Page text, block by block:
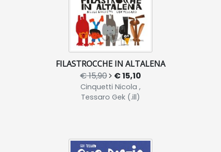
FILASTROCCHE IN ALTALENA
€ 15,90 € 15,10
Cinquetti Nicola ,
Tessaro Gek (.ill)